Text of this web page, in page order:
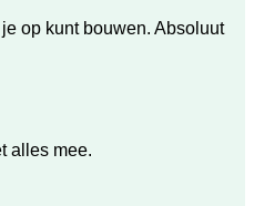
op kunt bouwen. Absoluut
alles mee.